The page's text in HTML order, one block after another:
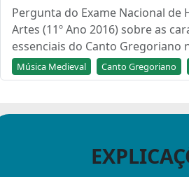
Pergunta do Exame Nacional de
Artes (11º Ano 2016) sobre as
essenciais do Canto Gregoriano
Música Medieval Canto Gregoriano